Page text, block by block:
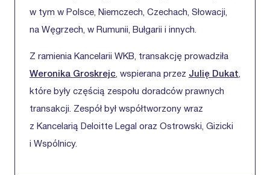
w tym w Polsce, Niemczech, Czechach, Słowacji,
na Węgrzech, w Rumunii, Bułgarii i innych.
Z ramienia Kancelarii WKB, transakcję prowadziła
Weronika Groskrejc, wspierana przez Julię Dukat,
które były częścią zespołu doradców prawnych
transakcji. Zespół był współtworzony wraz
z Kancelarią Deloitte Legal oraz Ostrowski, Gizicki
i Wspólnicy.